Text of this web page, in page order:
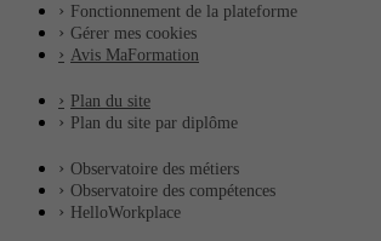
Fonctionnement de la plateforme
Gérer mes cookies
Avis MaFormation
Plan du site
Plan du site par diplôme
Observatoire des métiers
Observatoire des compétences
HelloWorkplace